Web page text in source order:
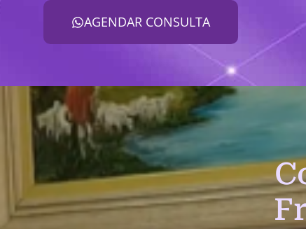
AGENDAR CONSULTA